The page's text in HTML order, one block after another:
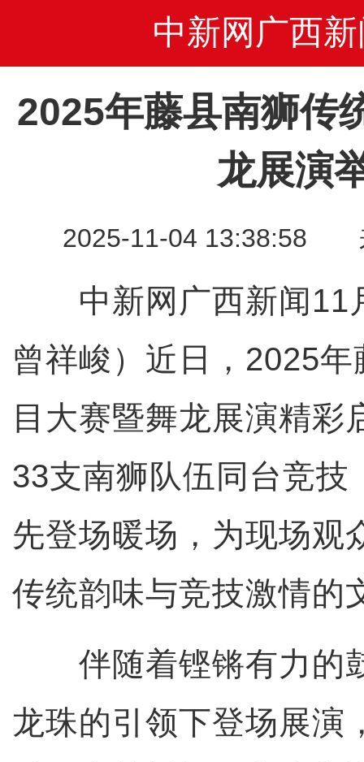
中新网广西新
2025年藤县南狮传
龙展演
2025-11-04 13:38:58
中新网广西新闻11
曾祥峻）近日，2025
目大赛暨舞龙展演精彩
33支南狮队伍同台竞技
先登场暖场，为现场观
传统韵味与竞技激情的
伴随着铿锵有力的
龙珠的引领下登场展演